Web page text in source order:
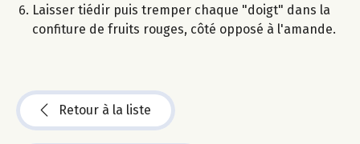
Laisser tiédir puis tremper chaque "doigt" dans la
confiture de fruits rouges, côté opposé à l'amande.
Retour à la liste